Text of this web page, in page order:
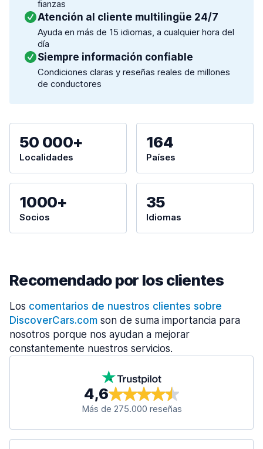
fianzas
Atención al cliente multilingüe 24/7
Ayuda en más de 15 idiomas, a cualquier hora del
día
Siempre información confiable
Condiciones claras y reseñas reales de millones
de conductores
50 000+
Localidades
164
Países
1000+
Socios
35
Idiomas
Recomendado por los clientes
Los comentarios de nuestros clientes sobre
DiscoverCars.com son de suma importancia para
nosotros porque nos ayudan a mejorar
constantemente nuestros servicios.
4,6
Más de 275.000 reseñas